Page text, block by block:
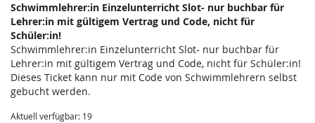
Schwimmlehrer:in Einzelunterricht Slot- nur buchbar für
Lehrer:in mit gültigem Vertrag und Code, nicht für
Schüler:in!
Schwimmlehrer:in Einzelunterricht Slot- nur buchbar für
Lehrer:in mit gültigem Vertrag und Code, nicht für Schüler:in!
Dieses Ticket kann nur mit Code von Schwimmlehrern selbst
gebucht werden.
Aktuell verfügbar: 19